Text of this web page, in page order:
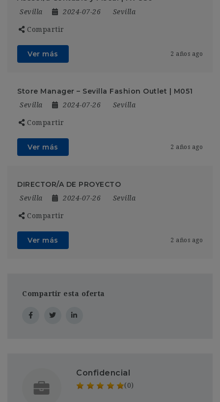
Sevilla 2024-07-26 Sevilla
Compartir
Ver más 2 años ago
Store Manager – Sevilla Fashion Outlet | M051
Sevilla 2024-07-26 Sevilla
Compartir
Ver más 2 años ago
DIRECTOR/A DE PROYECTO
Sevilla 2024-07-26 Sevilla
Compartir
Ver más 2 años ago
Compartir esta oferta
Confidencial
(0)